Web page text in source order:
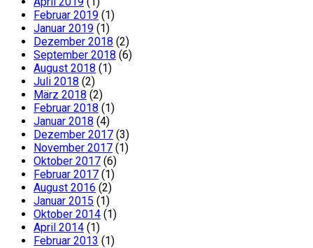
Februar 2019 (1)
Januar 2019 (1)
Dezember 2018 (2)
September 2018 (6)
August 2018 (1)
Juli 2018 (2)
März 2018 (2)
Februar 2018 (1)
Januar 2018 (4)
Dezember 2017 (3)
November 2017 (1)
Oktober 2017 (6)
Februar 2017 (1)
August 2016 (2)
Januar 2015 (1)
Oktober 2014 (1)
April 2014 (1)
Februar 2013 (1)